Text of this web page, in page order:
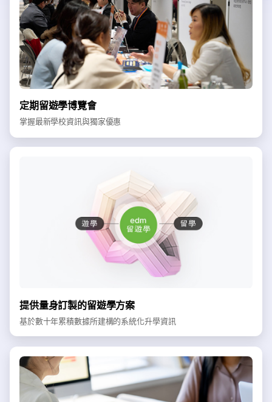
定期留遊學博覽會
掌握最新學校資訊與獨家優惠
提供量身訂製的留遊學方案
基於數十年累積數據所建構的系統化升學資訊